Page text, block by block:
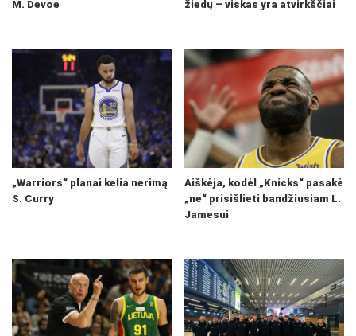
M. Devoe žiedų – viskas yra atvirkščiai
„Warriors“ planai kelia nerimą
S. Curry
Aiškėja, kodėl „Knicks“ pasakė
„ne“ prisišlieti bandžiusiam L.
Jamesui